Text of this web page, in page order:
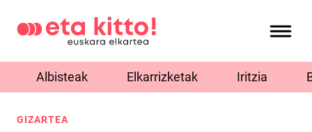
Albisteak Elkarrizketak Iritzia
GIZARTEA